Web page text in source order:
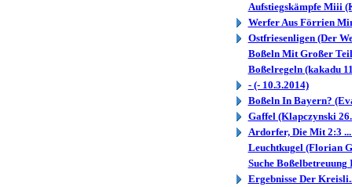
Aufstiegskämpfe Miii
Werfer Aus Förrien
Ostfriesenligen (Der
Boßeln Mit Großer
Boßelregeln (kakadu
- (- 10.3.2014)
Boßeln In Bayern?
Gaffel (Klapczynski
Ardorfer, Die Mit 2:3
Leuchtkugel (Florian
Suche Boßelbetreuung
Ergebnisse Der